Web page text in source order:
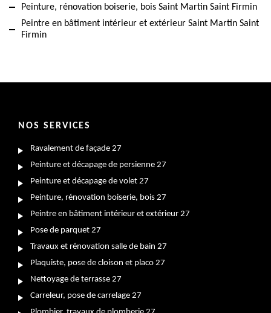
Peinture, rénovation boiserie, bois Saint Martin Saint Firmin
Peintre en bâtiment intérieur et extérieur Saint Martin Saint
Firmin
NOS SERVICES
Ravalement de façade 27
Peinture et décapage de persienne 27
Peinture et décapage de volet 27
Peinture, rénovation boiserie, bois 27
Peintre en bâtiment intérieur et extérieur 27
Pose de parquet 27
Travaux et rénovation salle de bain 27
Plaquiste, pose de cloison et placo 27
Nettoyage de terrasse 27
Carreleur, pose de carrelage 27